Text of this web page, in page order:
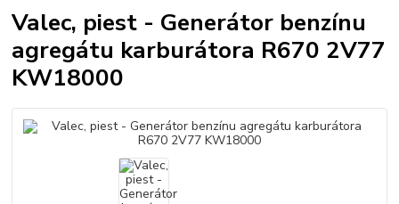
Valec, piest - Generátor benzínu
agregátu karburátora R670 2V77
KW18000